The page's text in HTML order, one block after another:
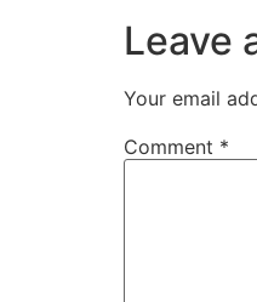
Leave
Your email
Comment *